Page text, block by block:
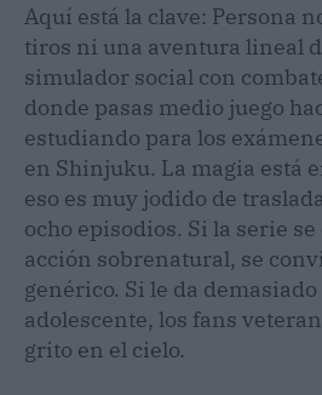
Aquí está la clave: Persona
tiros ni una aventura lineal
simulador social con
donde pasas medio juego
estudiando para los
en Shinjuku. La magia está
eso es muy jodido de
ocho episodios. Si la serie
acción sobrenatural, se
genérico. Si le da
adolescente, los fans
grito en el cielo.